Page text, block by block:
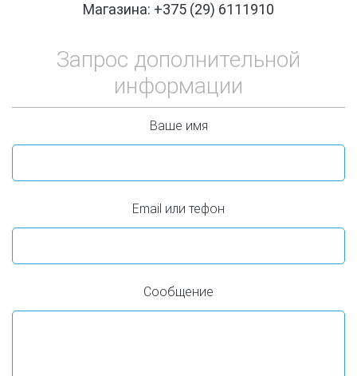
Магазина: +375 (29) 6111910
Запрос дополнительной
информации
Ваше имя
Email или тефон
Сообщение